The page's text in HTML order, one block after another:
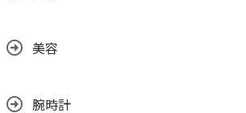
美容
腕時計